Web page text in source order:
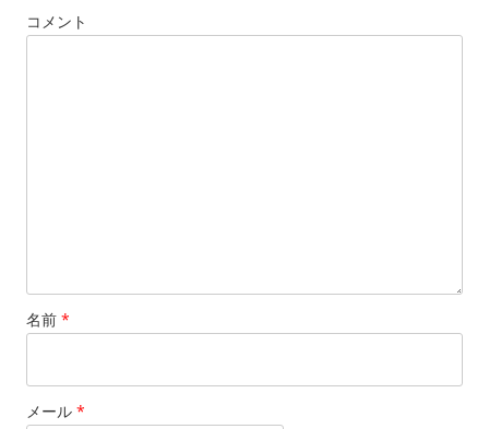
コメント
名前 *
メール *